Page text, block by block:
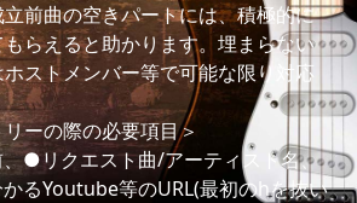
立前曲の空きパートには、積極的に
らえると助かります。埋まらない
ストメンバー等で可能な限り対応
リーの際の必要項目＞
●リクエスト曲/アーティスト名、
るYoutube等のURL(最初のhを抜い